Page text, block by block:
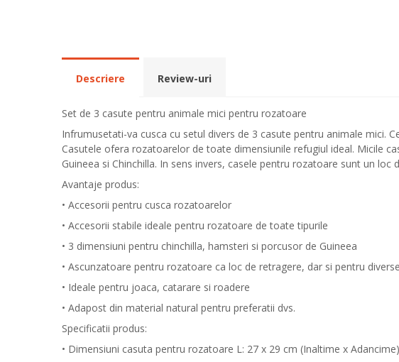
Descriere Review-uri
Set de 3 casute pentru animale mici pentru rozatoare
Infrumusetati-va cusca cu setul divers de 3 casute pentru animale mici.
Casutele ofera rozatoarelor de toate dimensiunile refugiul ideal. Micile
Guineea si Chinchilla. In sens invers, casele pentru rozatoare sunt un
Avantaje produs:
• Accesorii pentru cusca rozatoarelor
• Accesorii stabile ideale pentru rozatoare de toate tipurile
• 3 dimensiuni pentru chinchilla, hamsteri si porcusor de Guineea
• Ascunzatoare pentru rozatoare ca loc de retragere, dar si pentru
• Ideale pentru joaca, catarare si roadere
• Adapost din material natural pentru preferatii dvs.
Specificatii produs:
• Dimensiuni casuta pentru rozatoare L: 27 x 29 cm (Inaltime x